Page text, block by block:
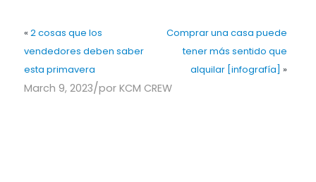
« 2 cosas que los
vendedores deben saber
esta primavera
Comprar una casa puede
tener más sentido que
alquilar [infografía] »
March 9, 2023/por KCM CREW